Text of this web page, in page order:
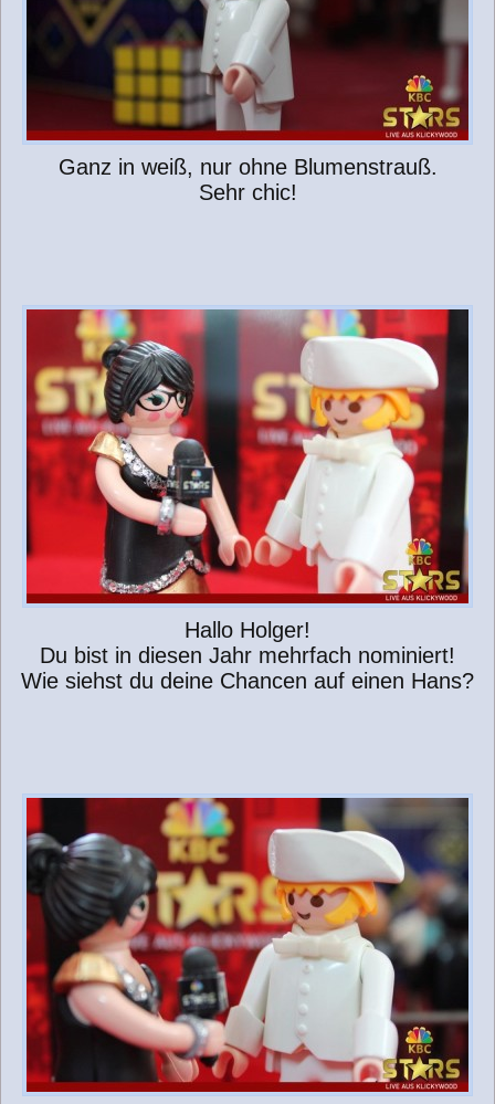
Ganz in weiß, nur ohne Blumenstrauß.
Sehr chic!
Hallo Holger!
Du bist in diesen Jahr mehrfach nominiert!
Wie siehst du deine Chancen auf einen Hans?